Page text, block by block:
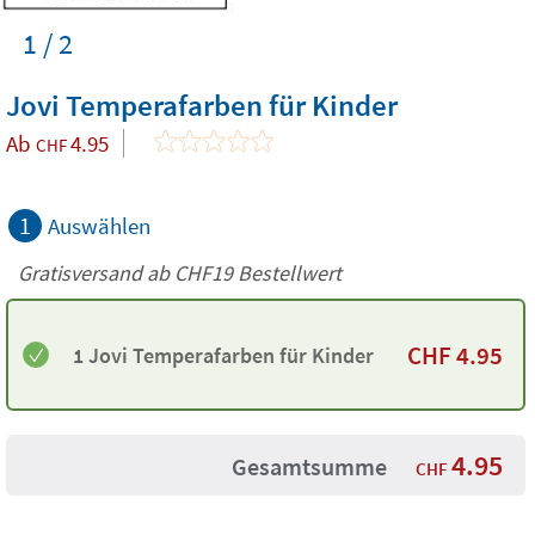
1 / 2
Jovi Temperafarben für Kinder
Ab CHF4.95
1 Auswählen
Gratisversand ab CHF19Bestellwert
1 Jovi Temperafarben für Kinder CHF4.95
Gesamtsumme CHF4.95